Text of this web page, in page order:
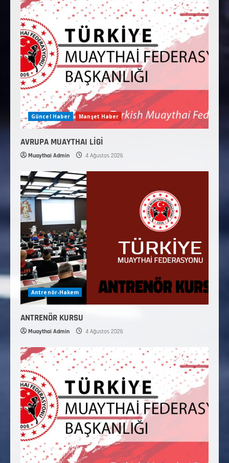
Güncel Haber Manşet Haber
AVRUPA MUAYTHAI LİGİ
Muaythai Admin 4 Ağustos 2026
Antrenör-Hakem
ANTRENÖR KURSU
Muaythai Admin 4 Ağustos 2026